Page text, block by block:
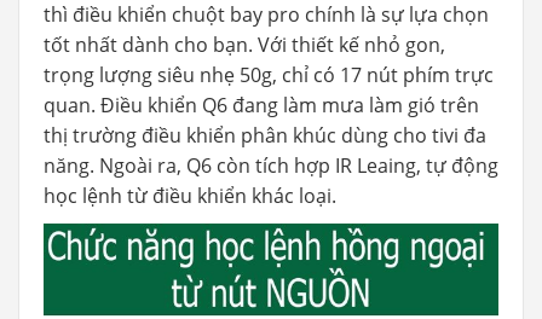
thì điều khiển chuột bay pro chính là sự lựa chọn
tốt nhất dành cho bạn. Với thiết kế nhỏ gon,
trọng lượng siêu nhẹ 50g, chỉ có 17 nút phím trực
quan. Điều khiển Q6 đang làm mưa làm gió trên
thị trường điều khiển phân khúc dùng cho tivi đa
năng. Ngoài ra, Q6 còn tích hợp IR Leaing, tự động
học lệnh từ điều khiển khác loại.